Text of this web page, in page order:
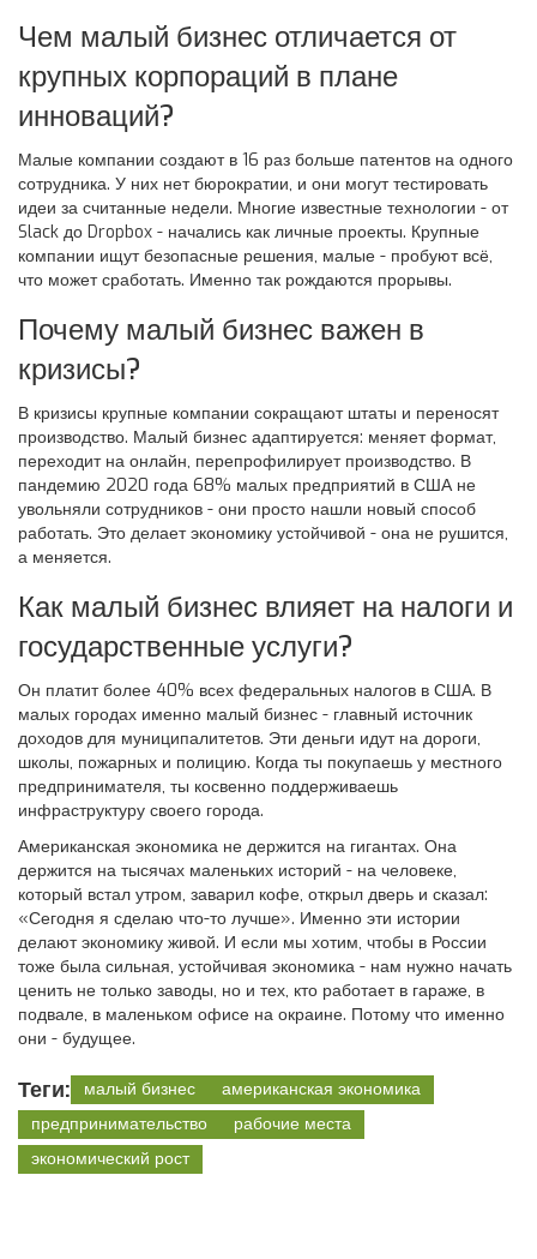
Чем малый бизнес отличается от
крупных корпораций в плане
инноваций?
Малые компании создают в 16 раз больше патентов на одного
сотрудника. У них нет бюрократии, и они могут тестировать
идеи за считанные недели. Многие известные технологии - от
Slack до Dropbox - начались как личные проекты. Крупные
компании ищут безопасные решения, малые - пробуют всё,
что может сработать. Именно так рождаются прорывы.
Почему малый бизнес важен в
кризисы?
В кризисы крупные компании сокращают штаты и переносят
производство. Малый бизнес адаптируется: меняет формат,
переходит на онлайн, перепрофилирует производство. В
пандемию 2020 года 68% малых предприятий в США не
увольняли сотрудников - они просто нашли новый способ
работать. Это делает экономику устойчивой - она не рушится,
а меняется.
Как малый бизнес влияет на налоги и
государственные услуги?
Он платит более 40% всех федеральных налогов в США. В
малых городах именно малый бизнес - главный источник
доходов для муниципалитетов. Эти деньги идут на дороги,
школы, пожарных и полицию. Когда ты покупаешь у местного
предпринимателя, ты косвенно поддерживаешь
инфраструктуру своего города.
Американская экономика не держится на гигантах. Она
держится на тысячах маленьких историй - на человеке,
который встал утром, заварил кофе, открыл дверь и сказал:
«Сегодня я сделаю что-то лучше». Именно эти истории
делают экономику живой. И если мы хотим, чтобы в России
тоже была сильная, устойчивая экономика - нам нужно начать
ценить не только заводы, но и тех, кто работает в гараже, в
подвале, в маленьком офисе на окраине. Потому что именно
они - будущее.
Теги: малый бизнес
американская экономика
предпринимательство
рабочие места
экономический рост